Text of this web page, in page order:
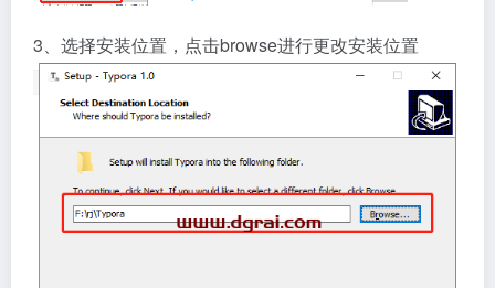
3、选择安装位置，点击browse进行更改安装位置